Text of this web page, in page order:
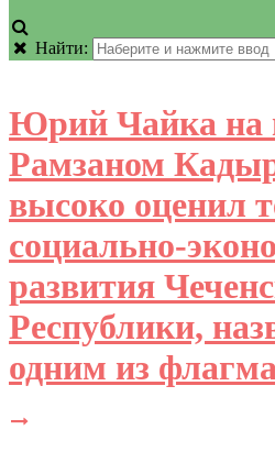
Найти:
Юрий Чайка на
Рамзаном
высоко оценил
социально-
развития
Республики,
одним из